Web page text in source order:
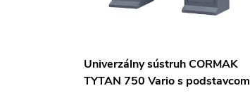
Univerzálny sústruh CORMAK
TYTAN 750 Vario s podstavcom